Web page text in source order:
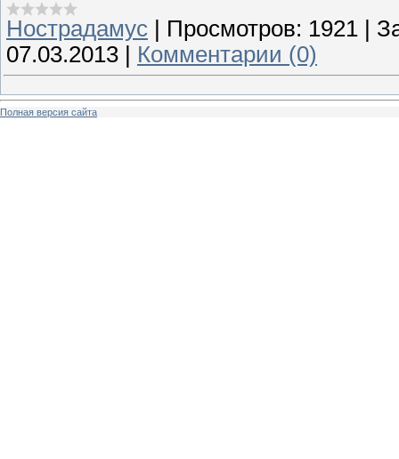
Нострадамус | Просмотров: 1921 |
07.03.2013 | Комментарии (0)
Полная версия сайта